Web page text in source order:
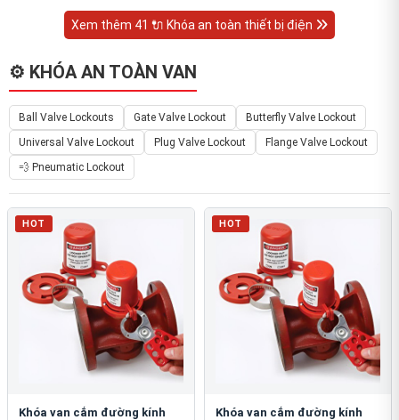
Xem thêm 41 🔌 Khóa an toàn thiết bị điện
⚙️ KHÓA AN TOÀN VAN
Ball Valve Lockouts Gate Valve Lockout
Butterfly Valve Lockout
Universal Valve Lockout
Plug Valve Lockout
Flange Valve Lockout
💨 Pneumatic Lockout
HOT
Khóa van cắm đường kính
HOT
Khóa van cắm đường kính